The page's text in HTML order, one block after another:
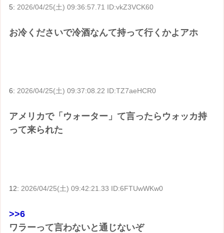
5: 2026/04/25(土) 09:36:57.71 ID:vkZ3VCK60
お冷くださいで冷酒なんて持って行くかよアホ
6:2026/04/25(土) 09:37:08.22 ID:TZ7aeHCR0
アメリカで「ウォーター」て言ったらウォッカ持
って来られた
12: 2026/04/25(土) 09:42:21.33 ID:6FTUwWKw0
>>6
ワラーって言わないと通じないぞ